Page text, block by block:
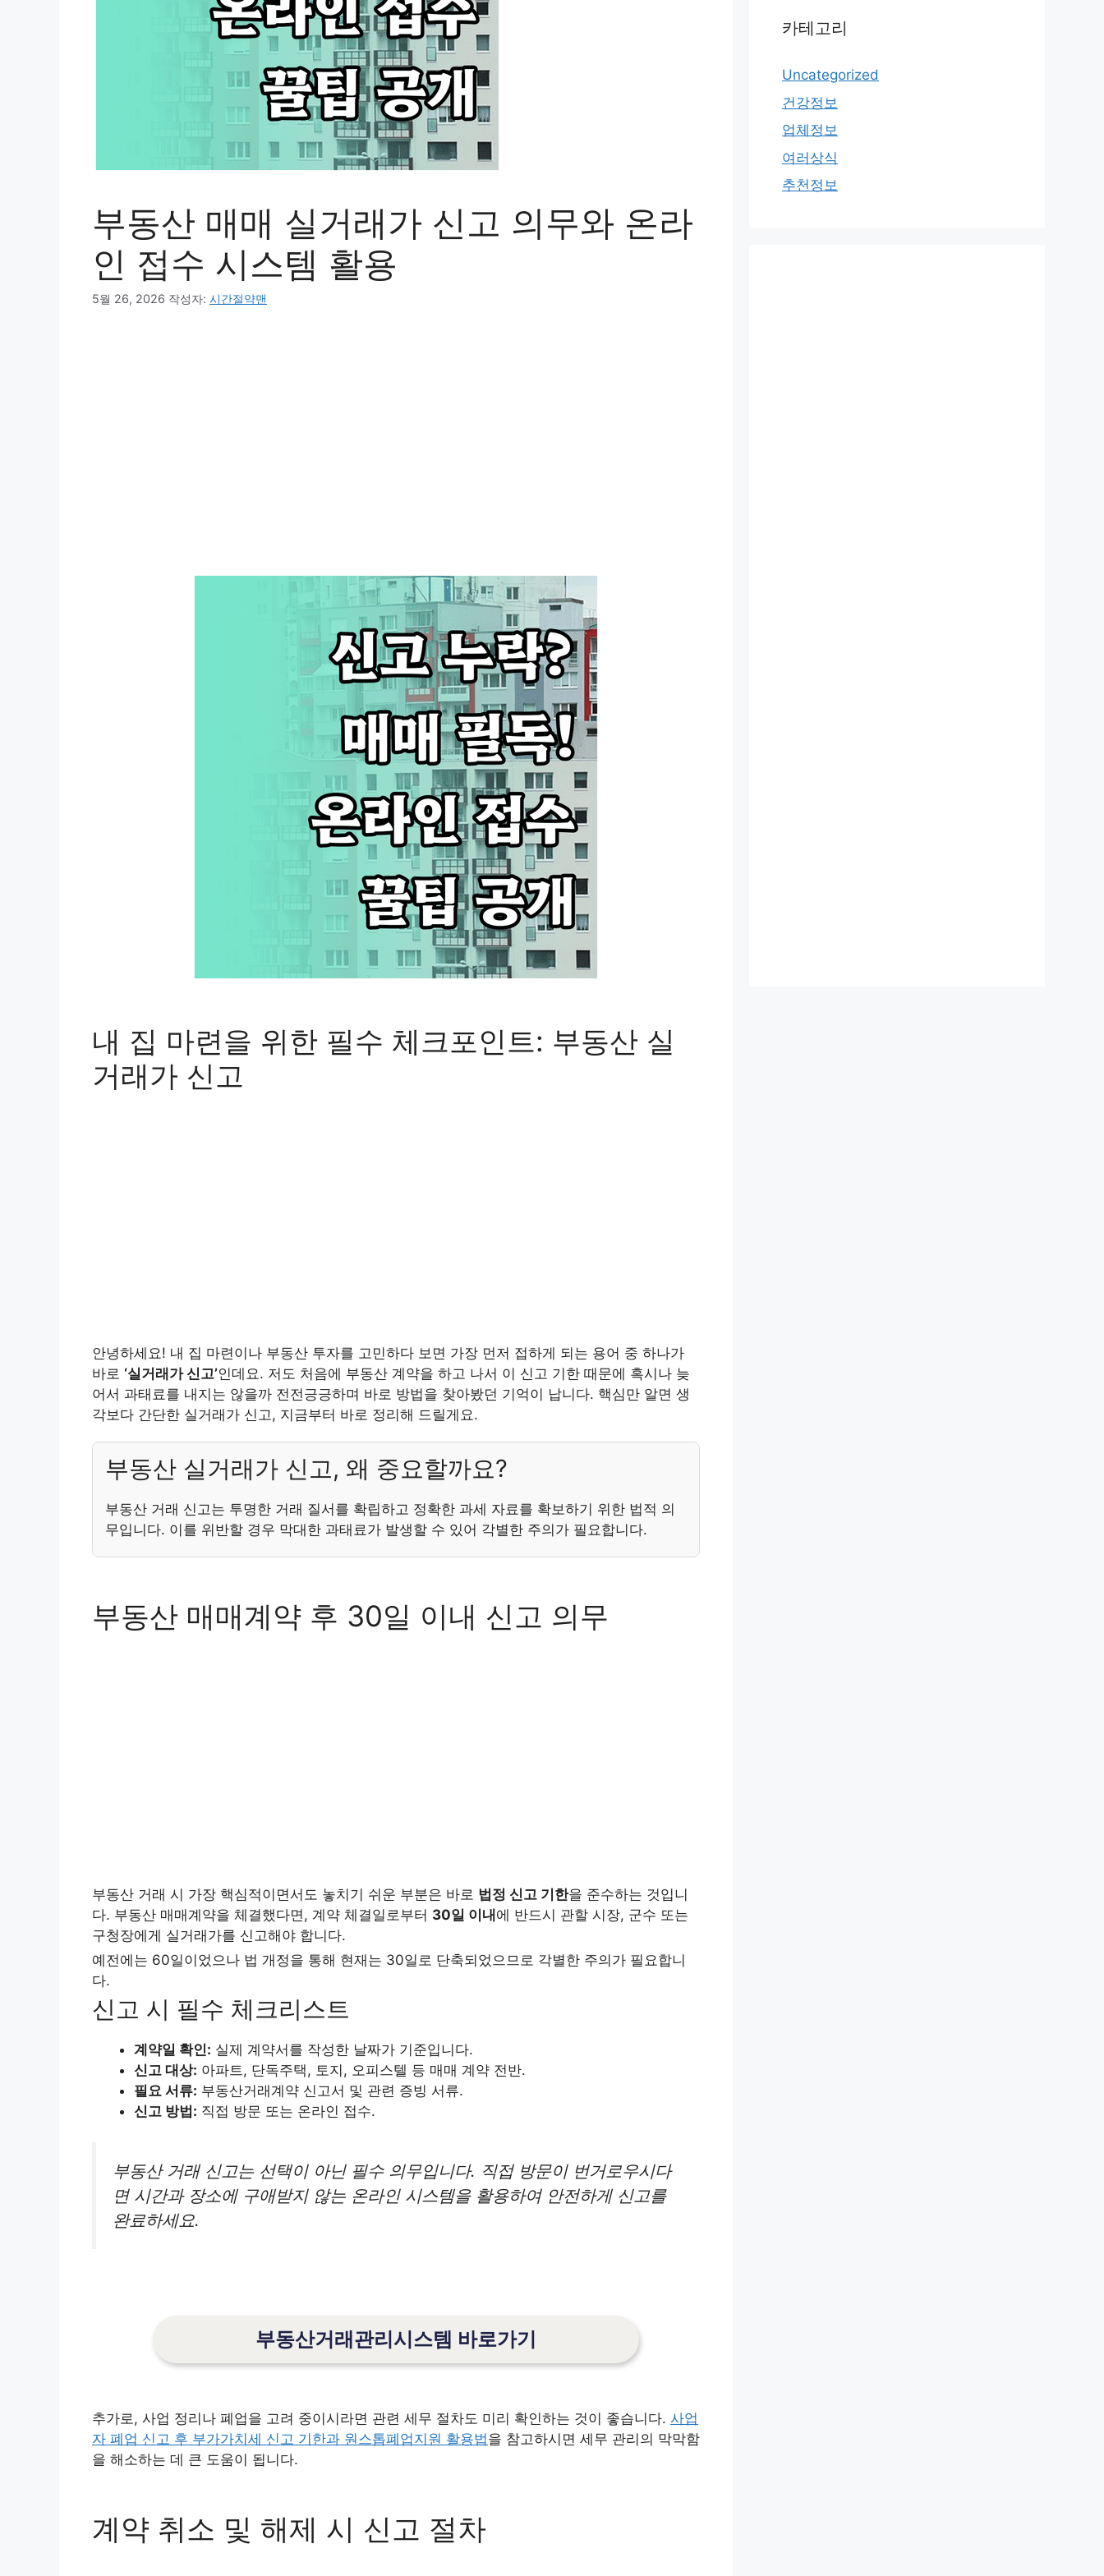
부동산 매매 실거래가 신고 의무와 온라
인 접수 시스템 활용
5월 26, 2026 작성자: 시간절약맨
내 집 마련을 위한 필수 체크포인트: 부동산 실
거래가 신고
안녕하세요! 내 집 마련이나 부동산 투자를 고민하다 보면 가장 먼저 접하게 되는 용어 중 하나가
바로 ‘실거래가 신고’인데요. 저도 처음에 부동산 계약을 하고 나서 이 신고 기한 때문에 혹시나 늦
어서 과태료를 내지는 않을까 전전긍긍하며 바로 방법을 찾아봤던 기억이 납니다. 핵심만 알면 생
각보다 간단한 실거래가 신고, 지금부터 바로 정리해 드릴게요.
부동산 실거래가 신고, 왜 중요할까요?
부동산 거래 신고는 투명한 거래 질서를 확립하고 정확한 과세 자료를 확보하기 위한 법적 의
무입니다. 이를 위반할 경우 막대한 과태료가 발생할 수 있어 각별한 주의가 필요합니다.
부동산 매매계약 후 30일 이내 신고 의무
부동산 거래 시 가장 핵심적이면서도 놓치기 쉬운 부분은 바로 법정 신고 기한을 준수하는 것입니
다. 부동산 매매계약을 체결했다면, 계약 체결일로부터 30일 이내에 반드시 관할 시장, 군수 또는
구청장에게 실거래가를 신고해야 합니다.
예전에는 60일이었으나 법 개정을 통해 현재는 30일로 단축되었으므로 각별한 주의가 필요합니
다.
신고 시 필수 체크리스트
계약일 확인: 실제 계약서를 작성한 날짜가 기준입니다.
신고 대상: 아파트, 단독주택, 토지, 오피스텔 등 매매 계약 전반.
필요 서류: 부동산거래계약 신고서 및 관련 증빙 서류.
신고 방법: 직접 방문 또는 온라인 접수.
부동산 거래 신고는 선택이 아닌 필수 의무입니다. 직접 방문이 번거로우시다
면 시간과 장소에 구애받지 않는 온라인 시스템을 활용하여 안전하게 신고를
완료하세요.
부동산거래관리시스템 바로가기
추가로, 사업 정리나 폐업을 고려 중이시라면 관련 세무 절차도 미리 확인하는 것이 좋습니다. 사업
자 폐업 신고 후 부가가치세 신고 기한과 원스톱폐업지원 활용법을 참고하시면 세무 관리의 막막함
을 해소하는 데 큰 도움이 됩니다.
계약 취소 및 해제 시 신고 절차
카테고리
Uncategorized
건강정보
업체정보
여러상식
추천정보